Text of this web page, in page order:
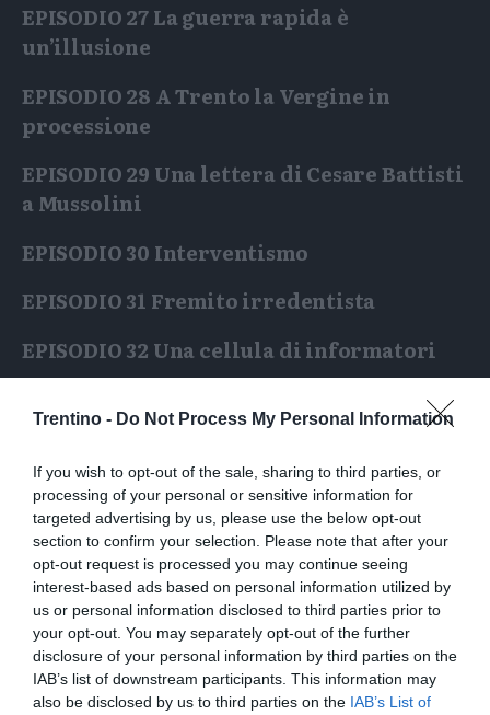
Trentino - Do Not Process My Personal Information
If you wish to opt-out of the sale, sharing to third parties, or
processing of your personal or sensitive information for
targeted advertising by us, please use the below opt-out
section to confirm your selection. Please note that after your
opt-out request is processed you may continue seeing
interest-based ads based on personal information utilized by
us or personal information disclosed to third parties prior to
your opt-out. You may separately opt-out of the further
disclosure of your personal information by third parties on the
IAB’s list of downstream participants. This information may
also be disclosed by us to third parties on the IAB’s List of
EPISODIO 27La guerra rapida è
un’illusione
EPISODIO 28 A Trento la Vergine in
processione
EPISODIO 29 Una lettera di Cesare Battisti
a Mussolini
EPISODIO 30 Interventismo
EPISODIO 31 Fremito irredentista
EPISODIO 32 Una cellula di informatori